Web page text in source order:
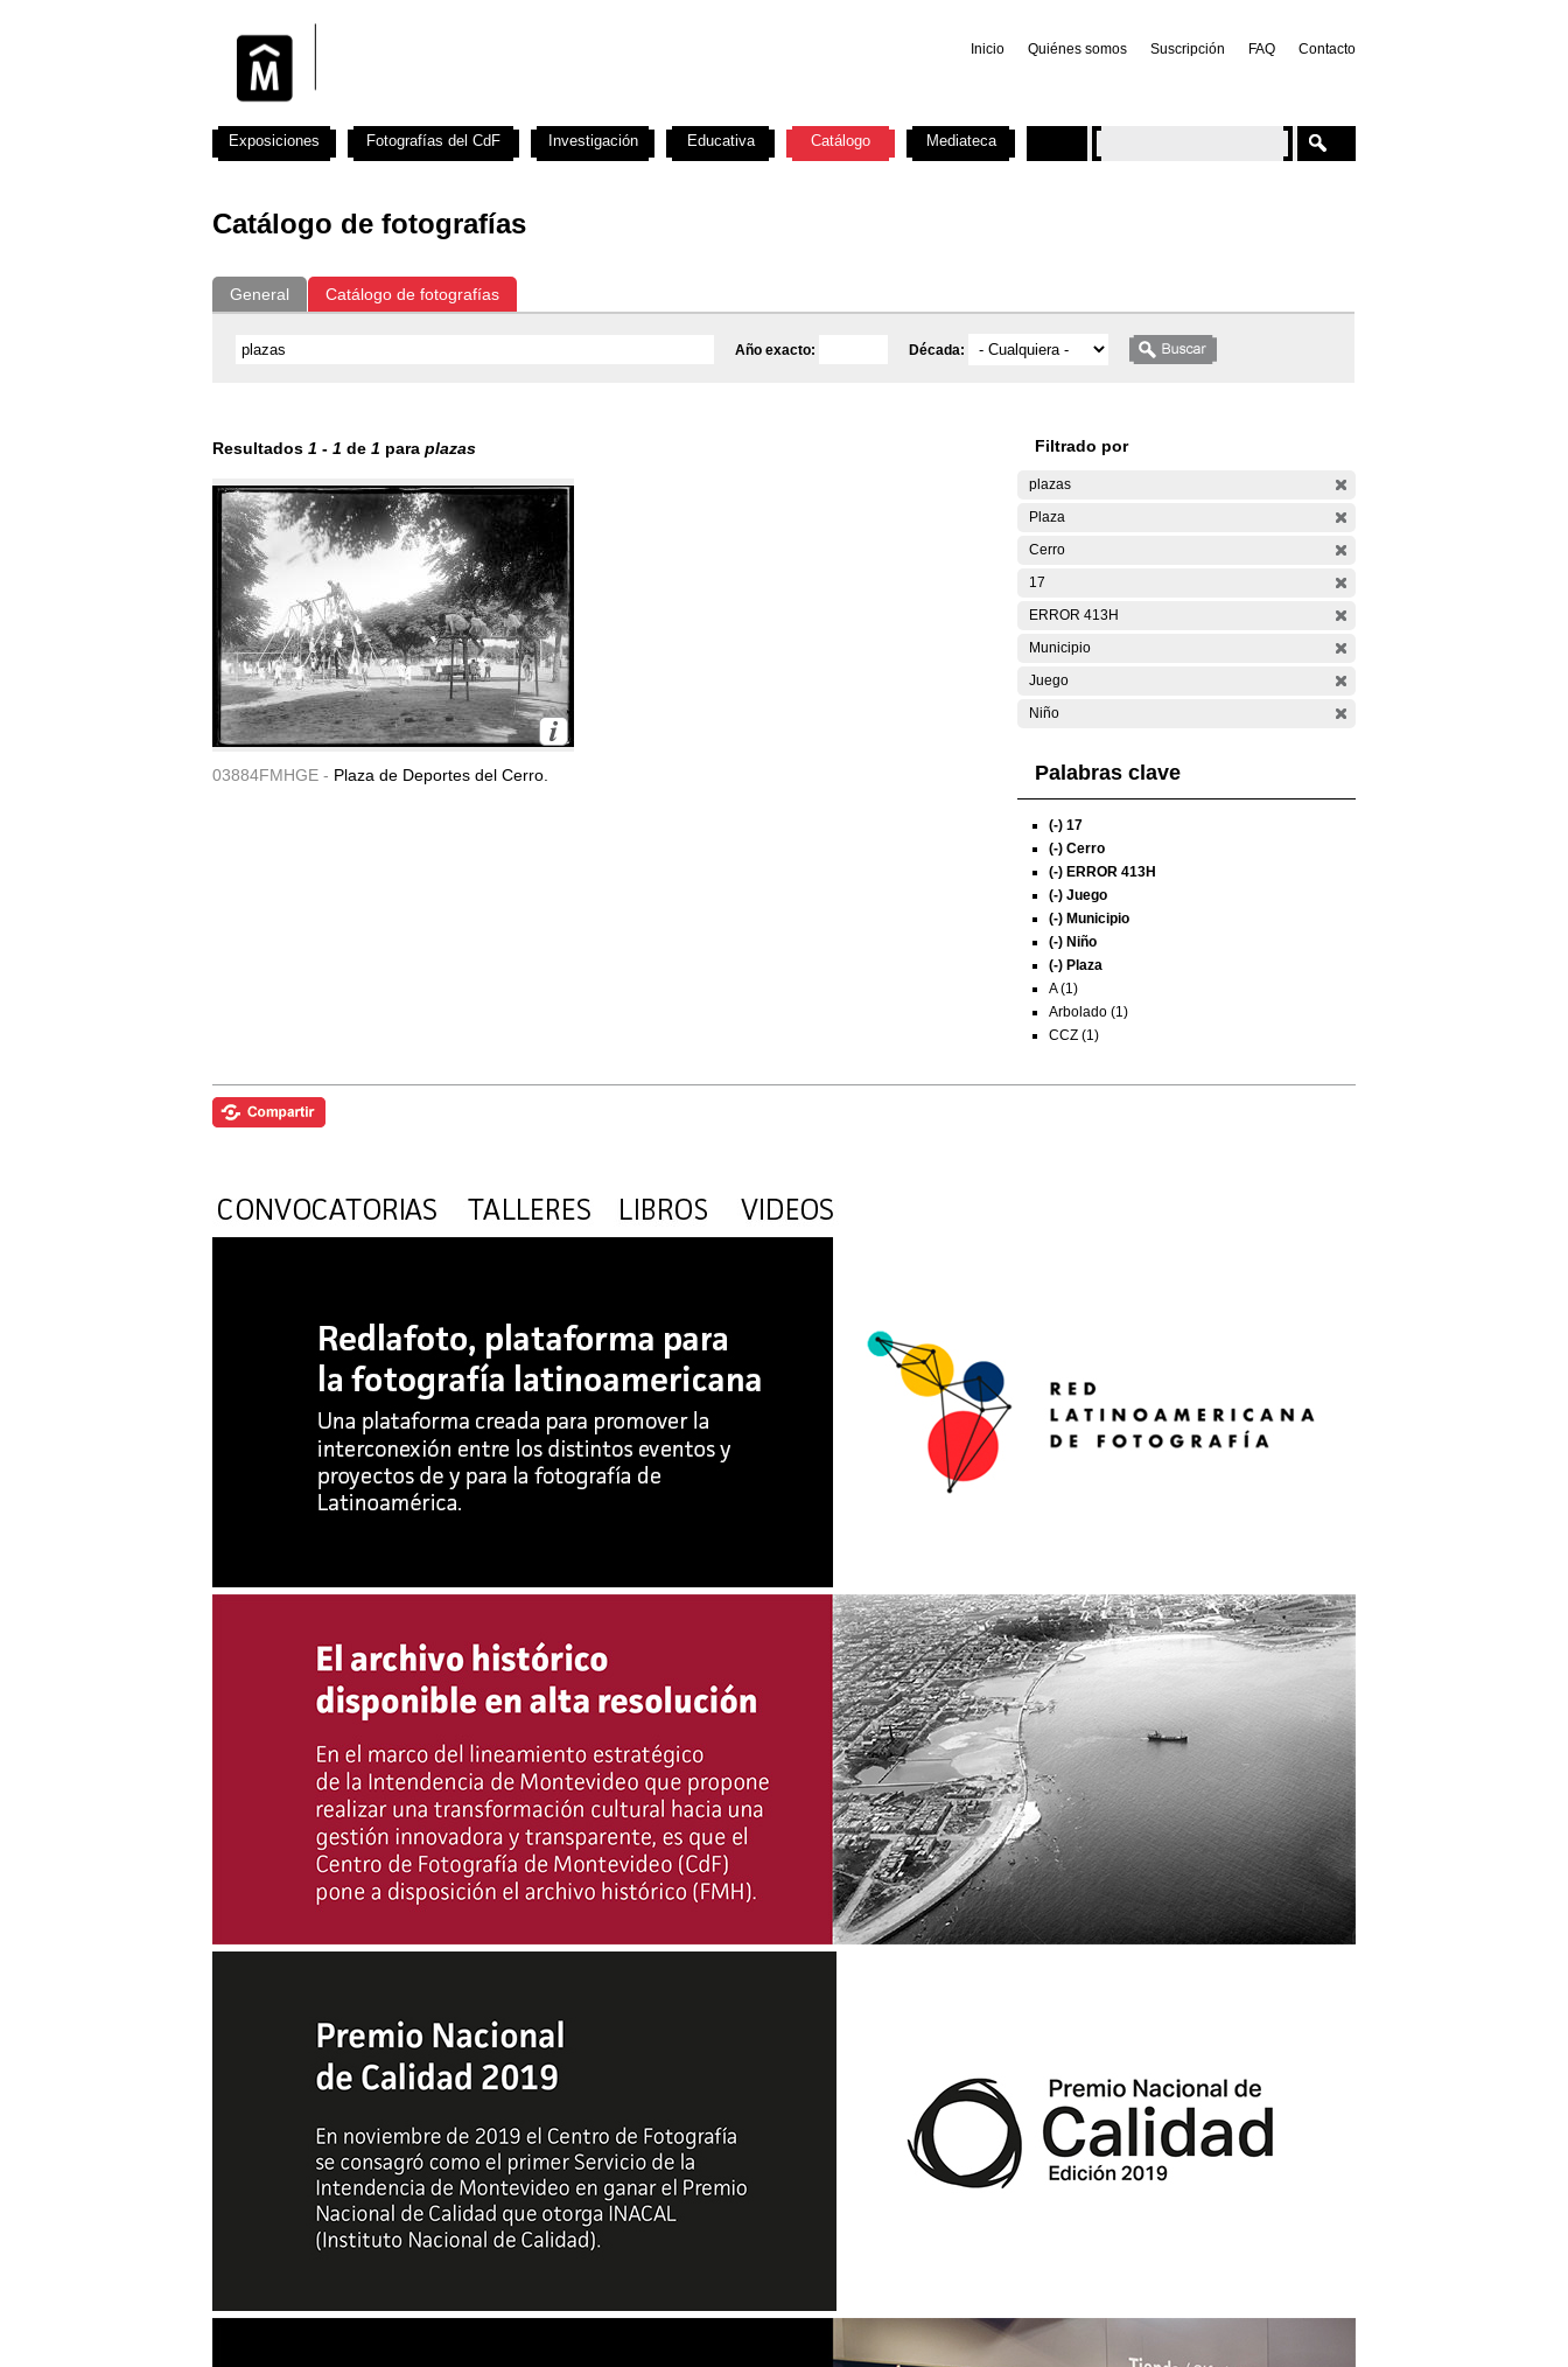
Inicio Quiénes somos Suscripción FAQ Contacto
Catálogo de fotografías
General Catálogo de fotografías
Año exacto: Década:
Resultados 1 - 1 de 1 para plazas
03884FMHGE - Plaza de Deportes del Cerro.
Filtrado por
plazas
Plaza
Cerro
17
ERROR 413H
Municipio
Juego
Niño
Palabras clave
(-) 17
(-) Cerro
(-) ERROR 413H
(-) Juego
(-) Municipio
(-) Niño
(-) Plaza
A (1)
Arbolado (1)
CCZ (1)
Exposiciones Fotografías del CdF Investigación Educativa Catálogo Mediateca